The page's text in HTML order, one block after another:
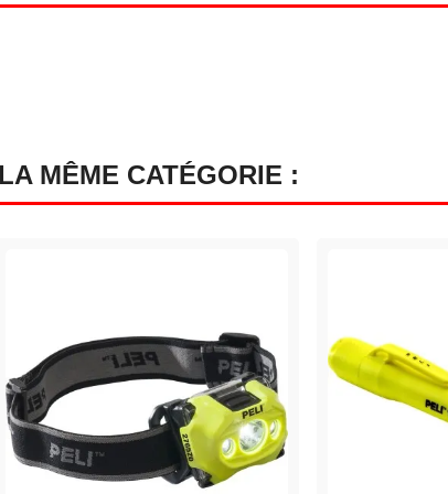
MÊME CATÉGORIE :